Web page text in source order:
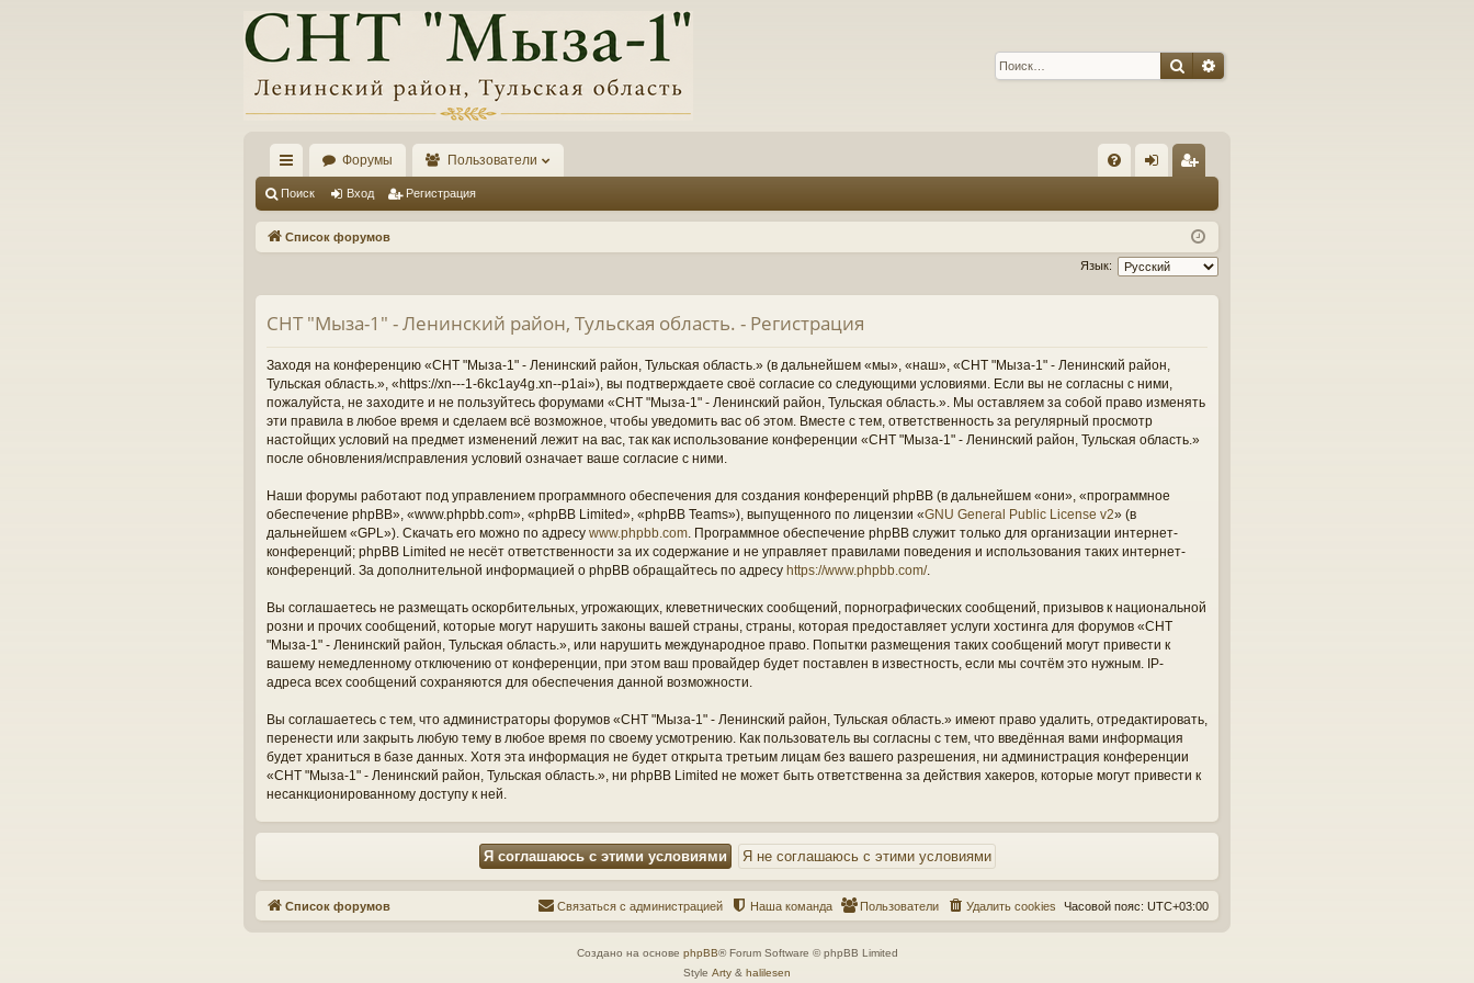
ПоискРасширенный поиск
с
ы
и
Форумы Пользователи
Q д ис
тр
ац
Поиск Вход Регистрация
Список форумов
Язык:
СНТ "Мыза-1" - Ленинский район, Тульская область. - Регистрация
Заходя на конференцию «СНТ "Мыза-1" - Ленинский район, Тульская область.» (в дальнейшем «мы», «наш», «СНТ "Мыза-1" - Ленинский район,
Тульская область.», «https://xn---1-6kc1ay4g.xn--p1ai»), вы подтверждаете своё согласие со следующими условиями. Если вы не согласны с ними,
пожалуйста, не заходите и не пользуйтесь форумами «СНТ "Мыза-1" - Ленинский район, Тульская область.». Мы оставляем за собой право изменять
эти правила в любое время и сделаем всё возможное, чтобы уведомить вас об этом. Вместе с тем, ответственность за регулярный просмотр
настойщих условий на предмет изменений лежит на вас, так как использование конференции «СНТ "Мыза-1" - Ленинский район, Тульская область.»
после обновления/исправления условий означает ваше согласие с ними.
Наши форумы работают под управлением программного обеспечения для создания конференций phpBB (в дальнейшем «они», «программное
обеспечение phpBB», «www.phpbb.com», «phpBB Limited», «phpBB Teams»), выпущенного по лицензии «GNU General Public License v2» (в
дальнейшем «GPL»). Скачать его можно по адресу www.phpbb.com. Программное обеспечение phpBB служит только для организации интернет-
конференций; phpBB Limited не несёт ответственности за их содержание и не управляет правилами поведения и использования таких интернет-
конференций. За дополнительной информацией о phpBB обращайтесь по адресу https://www.phpbb.com/.
Вы соглашаетесь не размещать оскорбительных, угрожающих, клеветнических сообщений, порнографических сообщений, призывов к национальной
розни и прочих сообщений, которые могут нарушить законы вашей страны, страны, которая предоставляет услуги хостинга для форумов «СНТ
"Мыза-1" - Ленинский район, Тульская область.», или нарушить международное право. Попытки размещения таких сообщений могут привести к
вашему немедленному отключению от конференции, при этом ваш провайдер будет поставлен в известность, если мы сочтём это нужным. IP-
адреса всех сообщений сохраняются для обеспечения данной возможности.
Вы соглашаетесь с тем, что администраторы форумов «СНТ "Мыза-1" - Ленинский район, Тульская область.» имеют право удалить, отредактировать,
перенести или закрыть любую тему в любое время по своему усмотрению. Как пользователь вы согласны с тем, что введённая вами информация
будет храниться в базе данных. Хотя эта информация не будет открыта третьим лицам без вашего разрешения, ни администрация конференции
«СНТ "Мыза-1" - Ленинский район, Тульская область.», ни phpBB Limited не может быть ответственна за действия хакеров, которые могут привести к
несанкционированному доступу к ней.
Список форумов Часовой пояс: UTC+03:00
Удалить cookies
Пользователи
Наша команда
Связаться с администрацией
Создано на основе phpBB® Forum Software © phpBB Limited
Style Arty & halilesen